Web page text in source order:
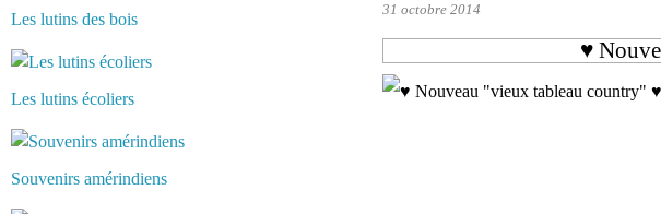
Les lutins des bois
Les lutins écoliers
Souvenirs amérindiens
31 octobre 2014
♥